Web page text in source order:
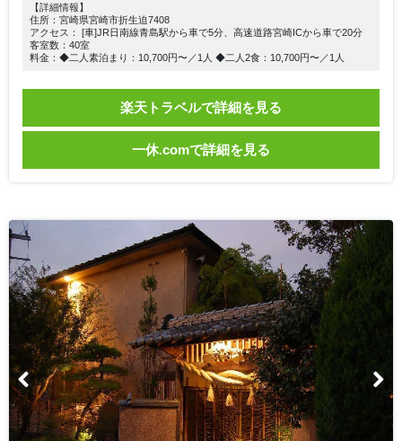
【詳細情報】
住所：宮崎県宮崎市折生迫7408
アクセス： [車]JR日南線青島駅から車で5分、高速道路宮崎ICから車で20分
客室数：40室
料金：◆二人素泊まり：10,700円〜／1人 ◆二人2食：10,700円〜／1人
楽天トラベルで詳細を見る
一休.comで詳細を見る